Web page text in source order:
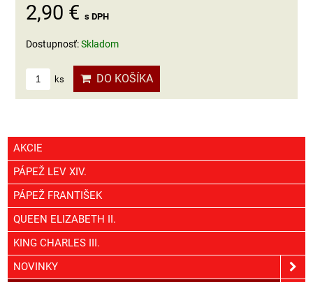
2,90 € s DPH
Dostupnosť:Skladom
ks DO KOŠÍKA
AKCIE
PÁPEŽ LEV XIV.
PÁPEŽ FRANTIŠEK
QUEEN ELIZABETH II.
KING CHARLES III.
NOVINKY